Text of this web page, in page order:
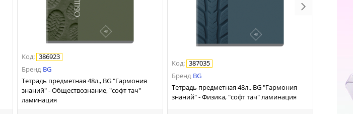
Код: 386923
Бренд BG
Тетрадь предметная 48л., BG "Гармония
знаний" - Обществознание, "софт тач"
ламинация
Код: 387035
Бренд BG
Тетрадь предметная 48л., BG "Гармония
знаний" - Физика, "софт тач" ламинация